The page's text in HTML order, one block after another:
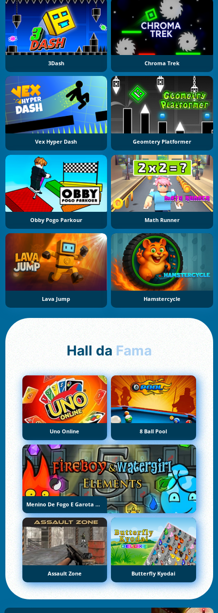
3Dash Chroma Trek
Vex Hyper Dash Geomtery Platformer
Obby Pogo Parkour Math Runner
Lava Jump Hamstercycle
Hall da Fama
Uno Online 8 Ball Pool
Menino De Fogo E Garota De Água 5: Elementos
Assault Zone Butterfly Kyodai